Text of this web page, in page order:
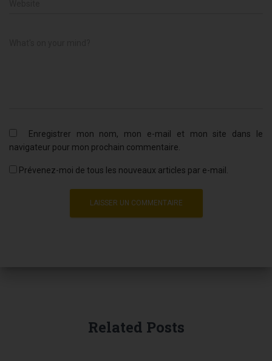
Enregistrer mon nom, mon e-mail et mon site dans le
navigateur pour mon prochain commentaire.
Prévenez-moi de tous les nouveaux articles par e-mail.
Related Posts